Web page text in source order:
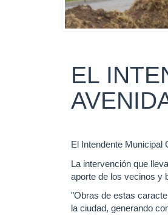
EL
El Intendente Municipal
La intervención que
aporte de los vecinos y
"Obras de estas
la ciudad, generando